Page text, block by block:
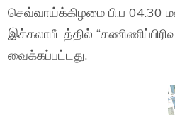
செவ்வாய்க்கிழமை பி.ப 04.30
இக்கலாபீடத்தில்
வைக்கப்பட்டது.